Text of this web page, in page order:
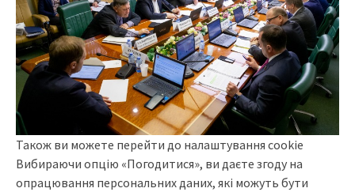
Також ви можете перейти до налаштування cookie
Вибираючи опцію «Погодитися», ви даєте згоду на
опрацювання персональних даних, які можуть бути